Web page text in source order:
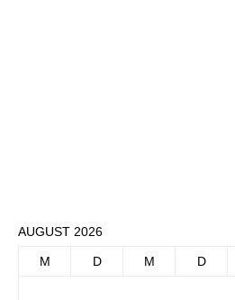
AUGUST 2026
M D M D